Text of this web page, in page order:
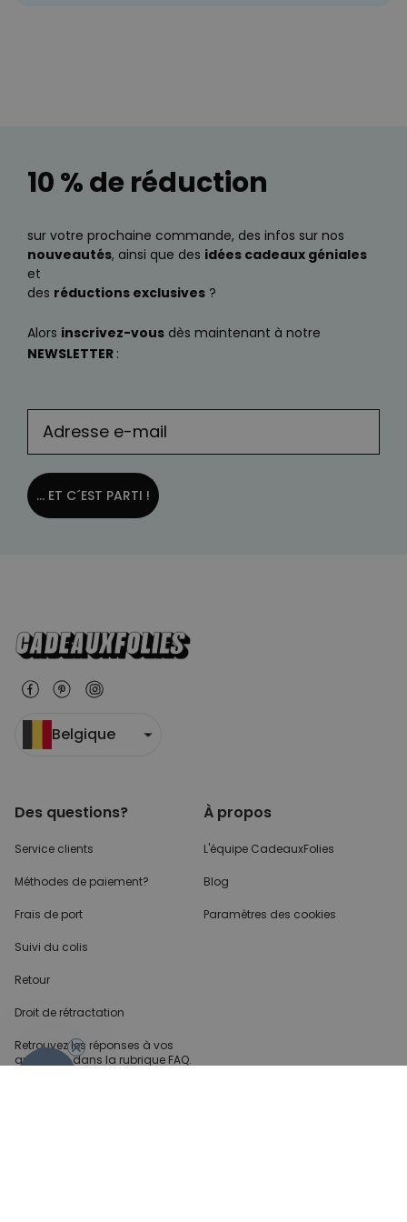
10 % de réduction
sur votre prochaine commande, des infos sur nos
nouveautés, ainsi que des idées cadeaux géniales
et
des réductions exclusives ?
Alors inscrivez-vous dès maintenant à notre
NEWSLETTER :
... ET C´EST PARTI !
Belgique
Des questions?
Service clients
Méthodes de paiement?
Frais de port
Suivi du colis
Retour
Droit de rétractation
Retrouvez les réponses à vos
questions dans la rubrique FAQ.
À propos
L'équipe CadeauxFolies
Blog
Paramètres des cookies